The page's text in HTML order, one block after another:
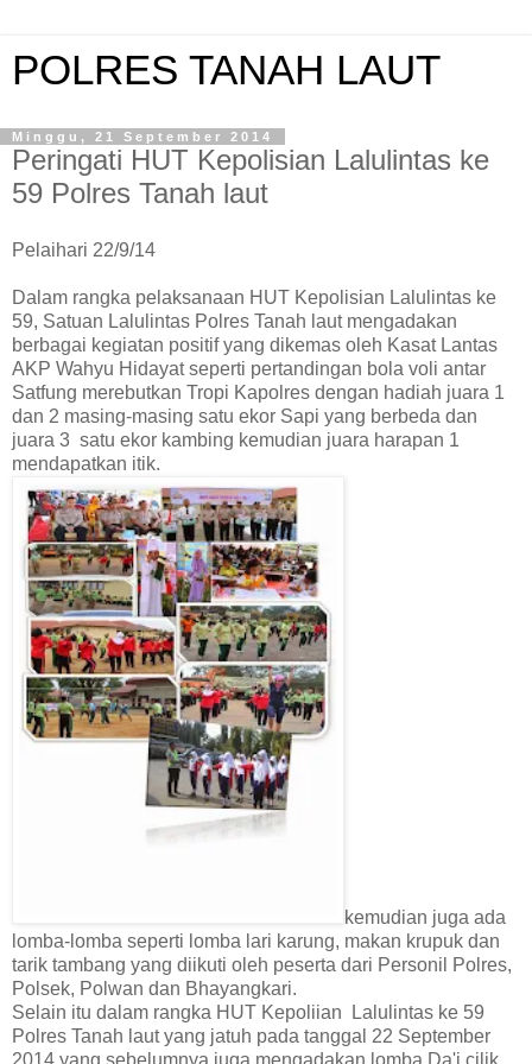
POLRES TANAH LAUT
Minggu, 21 September 2014
Peringati HUT Kepolisian Lalulintas ke
59 Polres Tanah laut
Pelaihari 22/9/14
Dalam rangka pelaksanaan HUT Kepolisian Lalulintas ke
59, Satuan Lalulintas Polres Tanah laut mengadakan
berbagai kegiatan positif yang dikemas oleh Kasat Lantas
AKP Wahyu Hidayat seperti pertandingan bola voli antar
Satfung merebutkan Tropi Kapolres dengan hadiah juara 1
dan 2 masing-masing satu ekor Sapi yang berbeda dan
juara 3 satu ekor kambing kemudian juara harapan 1
mendapatkan itik.
kemudian juga ada
lomba-lomba seperti lomba lari karung, makan krupuk dan
tarik tambang yang diikuti oleh peserta dari Personil Polres,
Polsek, Polwan dan Bhayangkari.
Selain itu dalam rangka HUT Kepoliian Lalulintas ke 59
Polres Tanah laut yang jatuh pada tanggal 22 September
2014 yang sebelumnya juga mengadakan lomba Da'i cilik